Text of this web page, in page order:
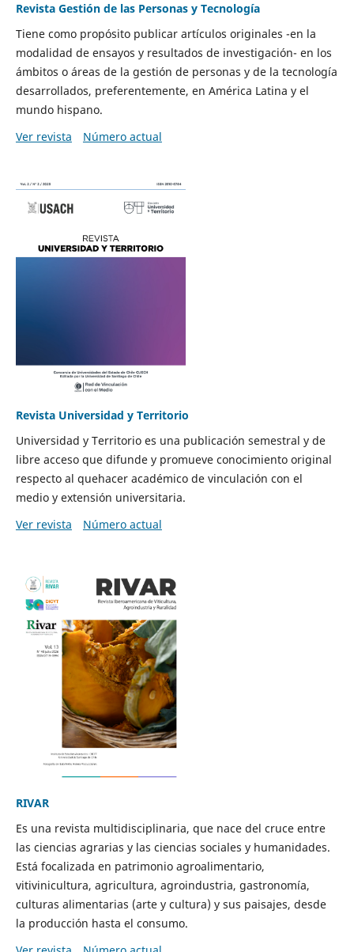
Revista Gestión de las Personas y Tecnología
Tiene como propósito publicar artículos originales -en la
modalidad de ensayos y resultados de investigación- en los
ámbitos o áreas de la gestión de personas y de la tecnología
desarrollados, preferentemente, en América Latina y el
mundo hispano.
Ver revista
Número actual
Revista Universidad y Territorio
Universidad y Territorio es una publicación semestral y de
libre acceso que difunde y promueve conocimiento original
respecto al quehacer académico de vinculación con el
medio y extensión universitaria.
Ver revista
Número actual
RIVAR
Es una revista multidisciplinaria, que nace del cruce entre
las ciencias agrarias y las ciencias sociales y humanidades.
Está focalizada en patrimonio agroalimentario,
vitivinicultura, agricultura, agroindustria, gastronomía,
culturas alimentarias (arte y cultura) y sus paisajes, desde
la producción hasta el consumo.